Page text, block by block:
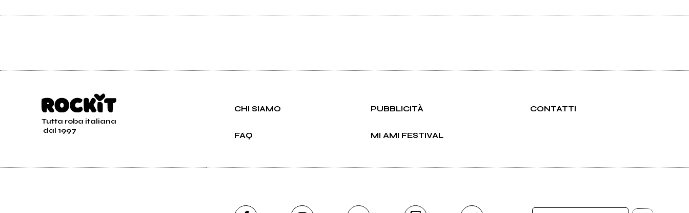
Tutta roba italiana
dal 1997
CHI SIAMO PUBBLICITÀ CONTATTI
FAQ MI AMI FESTIVAL